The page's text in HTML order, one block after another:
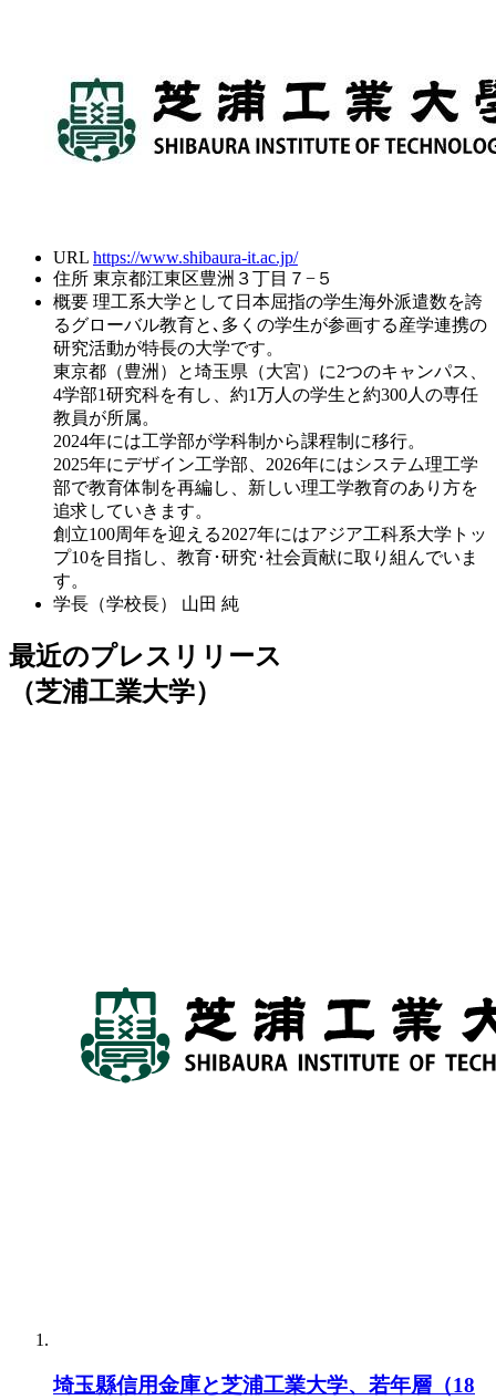
URL https://www.shibaura-it.ac.jp/
住所 東京都江東区豊洲３丁目７−５
概要 理工系大学として日本屈指の学生海外派遣数を誇
るグローバル教育と､多くの学生が参画する産学連携の
研究活動が特長の大学です。
東京都（豊洲）と埼玉県（大宮）に2つのキャンパス、
4学部1研究科を有し、約1万人の学生と約300人の専任
教員が所属。
2024年には工学部が学科制から課程制に移行。
2025年にデザイン工学部、2026年にはシステム理工学
部で教育体制を再編し、新しい理工学教育のあり方を
追求していきます。
創立100周年を迎える2027年にはアジア工科系大学トッ
プ10を目指し、教育･研究･社会貢献に取り組んでいま
す。
学長（学校長）
山田 純
最近のプレスリリース
（芝浦工業大学）
埼玉縣信用金庫と芝浦工業大学、若年層（18